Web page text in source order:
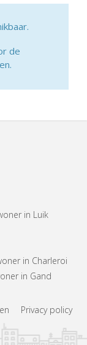
de
in Luik
in Charleroi
in Gand
Privacy policy